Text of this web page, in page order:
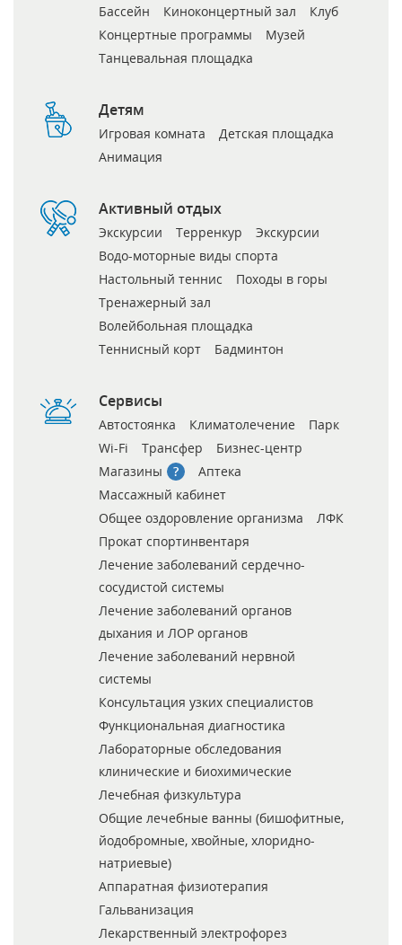
Бассейн
Киноконцертный зал
Клуб
Концертные программы
Музей
Танцевальная площадка
Детям
Игровая комната
Детская площадка
Анимация
Активный отдых
Экскурсии Терренкур
Экскурсии
Водо-моторные виды спорта
Настольный теннис
Походы в горы
Тренажерный зал
Волейбольная площадка
Теннисный корт
Бадминтон
Сервисы
Автостоянка Климатолечение
Парк
Wi-Fi
Трансфер
Бизнес-центр
Магазины
Аптека
Массажный кабинет
Общее оздоровление организма
ЛФК
Прокат спортинвентаря
Лечение заболеваний сердечно-
сосудистой системы
Лечение заболеваний органов
дыхания и ЛОР органов
Лечение заболеваний нервной
системы
Консультация узких специалистов
Функциональная диагностика
Лабораторные обследования
клинические и биохимические
Лечебная физкультура
Общие лечебные ванны (бишофитные,
йодобромные, хвойные, хлоридно-
натриевые)
Аппаратная физиотерапия
Гальванизация
Лекарственный электрофорез